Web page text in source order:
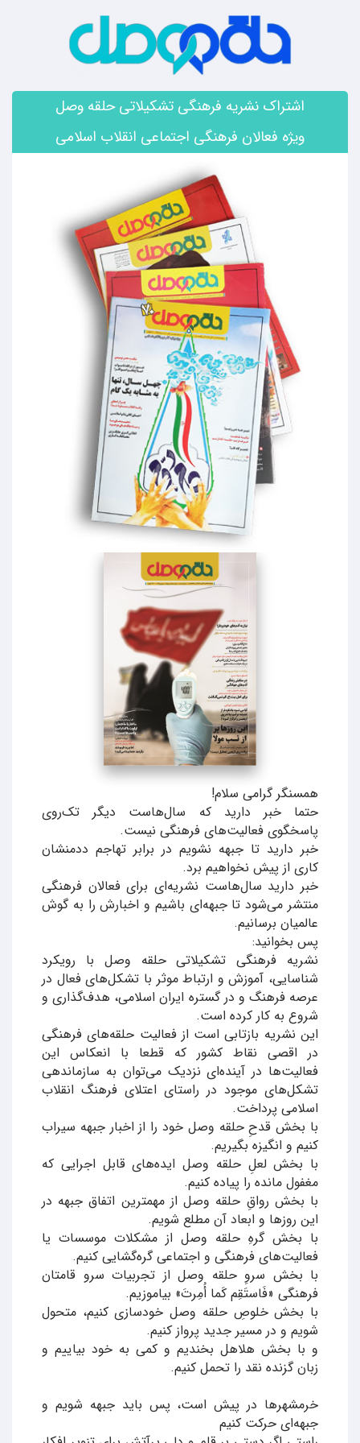
اشتراک نشریه فرهنگی تشکیلاتی حلقه وصل
ویژه فعالان فرهنگی اجتماعی انقلاب اسلامی
همسنگر گرامی سلام!
حتما خبر دارید که سال‌هاست دیگر تک‌روی
پاسخگوی فعالیت‌های فرهنگی نیست.
خبر دارید تا جبهه نشویم در برابر تهاجم ددمنشان
کاری از پیش نخواهیم برد.
خبر دارید سال‌هاست نشریه‌ای برای فعالان فرهنگی
منتشر می‌شود تا جبهه‌ای باشیم و اخبارش را به گوش
عالمیان برسانیم.
پس بخوانید:
نشریه فرهنگی تشکیلاتی حلقه وصل با رویکرد
شناسایی، آموزش و ارتباط موثر با تشکل‌های فعال در
عرصه فرهنگ و در گستره ایران اسلامی، هدف‌گذاری و
شروع به کار کرده است.
این نشریه بازتابی است از فعالیت حلقه‌های فرهنگی
در اقصی نقاط کشور که قطعا با انعکاس این
فعالیت‌ها در آینده‌ای نزدیک می‌توان به سازماندهی
تشکل‌های موجود در راستای اعتلای فرهنگ انقلاب
اسلامی پرداخت.
با بخش قدحِ حلقه وصل خود را از اخبار جبهه سیراب
کنیم و انگیزه بگیریم.
با بخش لعلِ حلقه وصل ایده‌های قابل اجرایی که
مغفول مانده را پیاده کنیم.
با بخش رواقِ حلقه وصل از مهمترین اتفاق جبهه در
این روزها و ابعاد آن مطلع شویم.
با بخش گرهِ حلقه وصل از مشکلات موسسات یا
فعالیت‌های فرهنگی و اجتماعی گره‌گشایی کنیم.
با بخش سروِ حلقه وصل از تجربیات سرو قامتان
فرهنگی «فَاستَقِم کَما أُمِرتَ» بیاموزیم.
با بخش خلوصِ حلقه وصل خودسازی کنیم، متحول
شویم و در مسیر جدید پرواز کنیم.
و با بخش هلاهل بخندیم و کمی به خود بیاییم و
زبان گزنده نقد را تحمل کنیم.
خرمشهرها در پیش است، پس باید جبهه شویم و
جبهه‌ای حرکت کنیم